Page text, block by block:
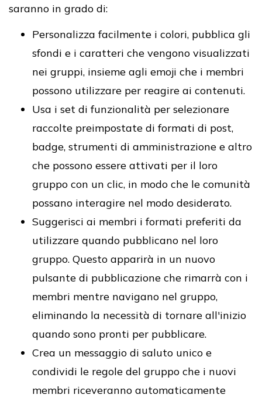
saranno in grado di:
Personalizza facilmente i colori, pubblica gli
sfondi e i caratteri che vengono visualizzati
nei gruppi, insieme agli emoji che i membri
possono utilizzare per reagire ai contenuti.
Usa i set di funzionalità per selezionare
raccolte preimpostate di formati di post,
badge, strumenti di amministrazione e altro
che possono essere attivati ​​per il loro
gruppo con un clic, in modo che le comunità
possano interagire nel modo desiderato.
Suggerisci ai membri i formati preferiti da
utilizzare quando pubblicano nel loro
gruppo. Questo apparirà in un nuovo
pulsante di pubblicazione che rimarrà con i
membri mentre navigano nel gruppo,
eliminando la necessità di tornare all'inizio
quando sono pronti per pubblicare.
Crea un messaggio di saluto unico e
condividi le regole del gruppo che i nuovi
membri riceveranno automaticamente